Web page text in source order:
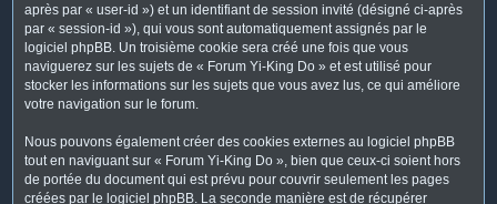
après par « user-id ») et un identifiant de session invité (désigné ci-après
par « session-id »), qui vous sont automatiquement assignés par le
logiciel phpBB. Un troisième cookie sera créé une fois que vous
naviguerez sur les sujets de « Forum Yi-King Do » et est utilisé pour
stocker les informations sur les sujets que vous avez lus, ce qui améliore
votre navigation sur le forum.
Nous pouvons également créer des cookies externes au logiciel phpBB
tout en naviguant sur « Forum Yi-King Do », bien que ceux-ci soient hors
de portée du document qui est prévu pour couvrir seulement les pages
créées par le logiciel phpBB. La seconde manière est de récupérer